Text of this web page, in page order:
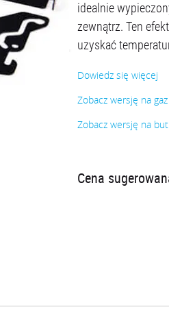
idealnie
zewnątrz. Ten
uzyskać
Dowiedz się więcej
Zobacz wersję na
Zobacz wersję na
Cena